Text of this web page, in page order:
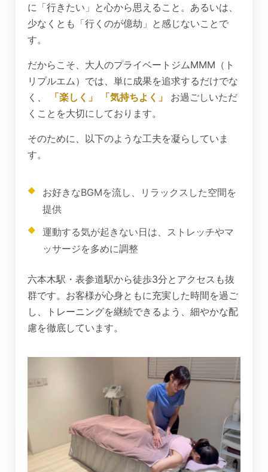
に「行きたい」と心から思えること。あるいは、
少なくとも「行くのが億劫」と感じないことで
す。
だからこそ、大人のプライベートジムMMM（ト
リプルエム）では、単に成果を追求するだけでな
く、
「楽しく」 「気持ちよく」
お過ごしいただ
くことを大切にしております。
そのために、以下のような工夫を凝らしていま
す。
お好きなBGMを流し、リラックスした空間を
提供
運動する気が起きない日は、ストレッチやマ
ッサージを多めに調整
六本木駅・表参道駅から徒歩3分とアクセスも抜
群です。お客様が心身ともに充実した時間を過ご
し、トレーニングを継続できるよう、細やかな配
慮を徹底しています。